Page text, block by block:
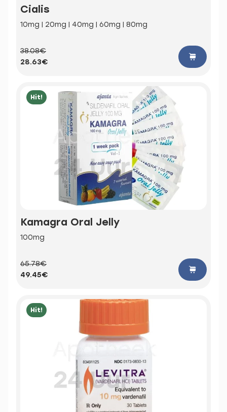
Cialis
10mg | 20mg | 40mg | 60mg | 80mg
38.08€
28.63€
Hit!
Kamagra Oral Jelly
100mg
65.78€
49.45€
Hit!